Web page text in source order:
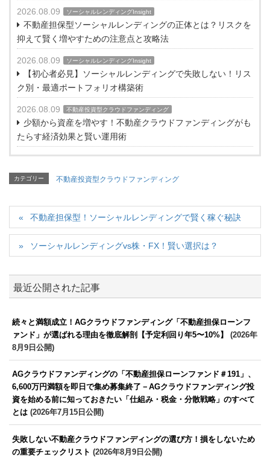
2026.08.09 ソーシャルレンディングInsight
不動産担保型ソーシャルレンディングの正体とは？リスクを
抑えて賢く増やすための注意点と攻略法
2026.08.09 ソーシャルレンディングInsight
【初心者必見】ソーシャルレンディングで失敗しない！リス
ク別・最適ポートフォリオ構築術
2026.08.09 不動産投資型クラウドファンディング
少額から資産を増やす！不動産クラウドファンディングがも
たらす経済効果と賢い運用術
カテゴリー 不動産投資型クラウドファンディング
不動産担保型！ソーシャルレンディングで賢く稼ぐ秘訣
ソーシャルレンディングvs株・FX！賢い選択は？
最近公開された記事
続々と満額成立！AGクラウドファンディング「不動産担保ローンフ
ァンド」が選ばれる理由を徹底解剖【予定利回り年5〜10%】
(2026年
8月9日公開)
AGクラウドファンディングの「不動産担保ローンファンド＃191」、
6,600万円満額を即日で集め募集終了－AGクラウドファンディング投
資を始める前に知っておきたい「仕組み・税金・分散戦略」のすべて
とは (2026年7月15日公開)
失敗しない不動産クラウドファンディングの選び方！損をしないため
の重要チェックリスト (2026年8月9日公開)